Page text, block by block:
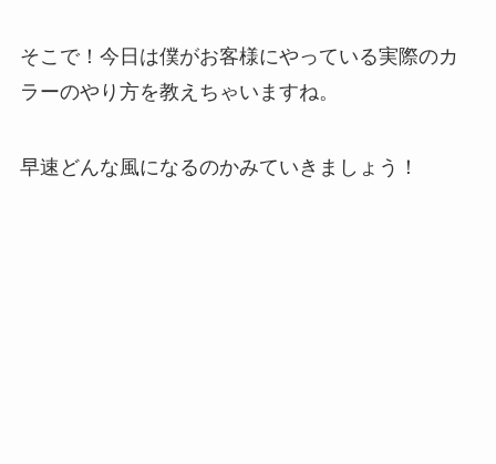
そこで！今日は僕がお客様にやっている実際のカ
ラーのやり方を教えちゃいますね。
早速どんな風になるのかみていきましょう！